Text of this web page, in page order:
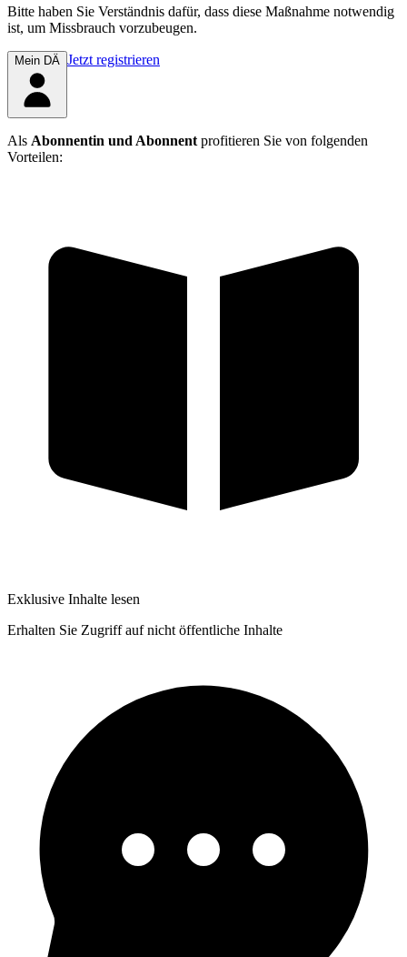
Bitte haben Sie Verständnis dafür, dass diese Maßnahme notwendig
ist, um Missbrauch vorzubeugen.
Mein DÄ Jetzt registrieren
Als Abonnentin und Abonnentprofitieren Sie von folgenden
Vorteilen:
Exklusive Inhalte lesen
Erhalten Sie Zugriff auf nicht öffentliche Inhalte